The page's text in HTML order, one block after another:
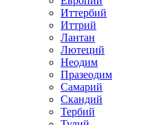
Иттербий
Иттрий
Лантан
Лютеций
Неодим
Празеодим
Самарий
Скандий
Тербий